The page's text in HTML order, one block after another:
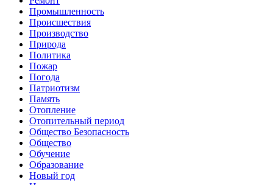
Промышленность
Происшествия
Производство
Природа
Политика
Пожар
Погода
Патриотизм
Память
Отопление
Отопительный период
Общество Безопасность
Общество
Обучение
Образование
Новый год